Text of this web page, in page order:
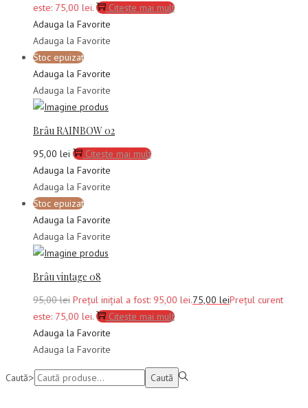
este: 75,00 lei.
Citește mai mult
Adauga la Favorite
Adauga la Favorite
Stoc epuizat
Adauga la Favorite
Adauga la Favorite
Brâu RAINBOW 02
95,00 lei
Citește mai mult
Adauga la Favorite
Adauga la Favorite
Stoc epuizat
Adauga la Favorite
Adauga la Favorite
Brâu vintage 08
95,00lei Prețul inițial a fost: 95,00 lei.75,00 leiPrețul curent
este: 75,00 lei.
Citește mai mult
Adauga la Favorite
Adauga la Favorite
Caută:> Caută